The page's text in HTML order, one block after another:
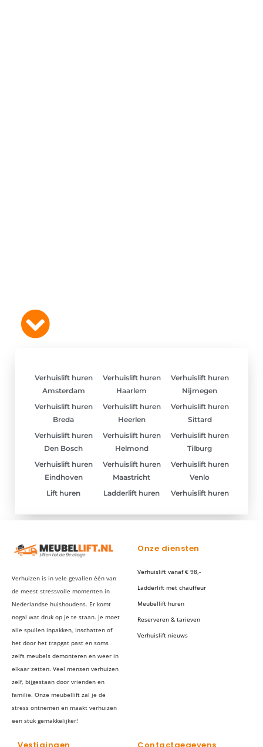
Verhuislift huren
Amsterdam
Verhuislift huren
Breda
Verhuislift huren
Den Bosch
Verhuislift huren
Eindhoven
Lift huren
Verhuislift huren
Haarlem
Verhuislift huren
Heerlen
Verhuislift huren
Helmond
Verhuislift huren
Maastricht
Ladderlift huren
Verhuislift huren
Nijmegen
Verhuislift huren
Sittard
Verhuislift huren
Tilburg
Verhuislift huren
Venlo
Verhuislift huren
Verhuizen is in vele gevallen één van
de meest stressvolle momenten in
Nederlandse huishoudens. Er komt
nogal wat druk op je te staan. Je moet
alle spullen inpakken, inschatten of
het door het trapgat past en soms
zelfs meubels demonteren en weer in
elkaar zetten. Veel mensen verhuizen
zelf, bijgestaan door vrienden en
familie. Onze meubellift zal je de
stress ontnemen en maakt verhuizen
een stuk gemakkelijker!
Onze diensten
Verhuislift vanaf € 98,-
Ladderlift met chauffeur
Meubellift huren
Reserveren & tarieven
Verhuislift nieuws